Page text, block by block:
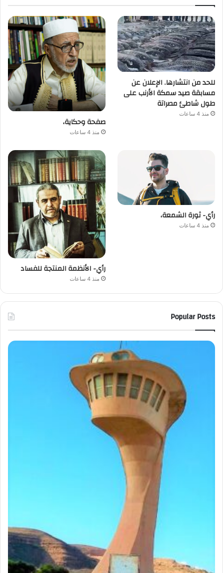
للحد من انتشارها. الإعلان عن
مسابقة صيد سمكة الأرنب على
طول شاطئ مصراتة
منذ 4 ساعات
صفحة وحكاية،
منذ 4 ساعات
رأي- ثورة الشمعة،
منذ 4 ساعات
رأي- الأنظمة المنتجة للفساد
منذ 4 ساعات
Popular Posts